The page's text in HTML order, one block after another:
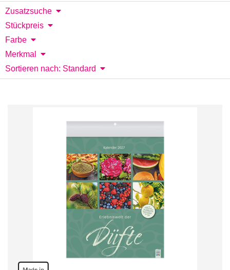
Zusatzsuche
Stückpreis
Farbe
Merkmal
Sortieren nach: Standard